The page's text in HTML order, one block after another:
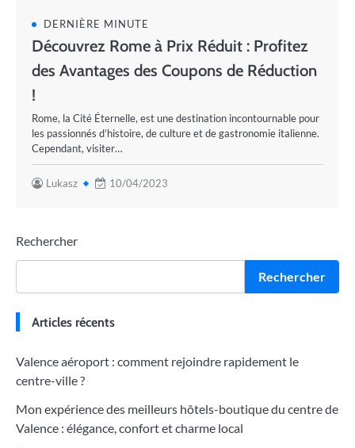
DERNIÈRE MINUTE
Découvrez Rome à Prix Réduit : Profitez
des Avantages des Coupons de Réduction
!
Rome, la Cité Éternelle, est une destination incontournable pour
les passionnés d’histoire, de culture et de gastronomie italienne.
Cependant, visiter…
Lukasz 10/04/2023
Rechercher
Rechercher
Articles récents
Valence aéroport : comment rejoindre rapidement le
centre-ville ?
Mon expérience des meilleurs hôtels-boutique du centre de
Valence : élégance, confort et charme local